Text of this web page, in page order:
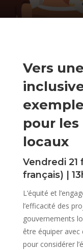
Vers
pour
locaux
Vendredi 21
français) |
L’équité et
l’efficacité des
gouvernements
être équiper
pour considérer